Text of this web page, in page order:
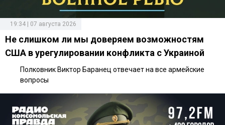
19:34 | 07 августа 2026
Не слишком ли мы доверяем возможностям
США в урегулировании конфликта с Украиной
Полковник Виктор Баранец отвечает на все армейские
вопросы